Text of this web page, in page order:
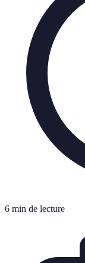
6 min de lecture